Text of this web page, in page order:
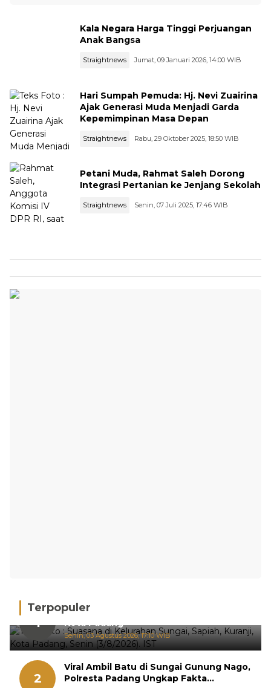
Kala Negara Harga Tinggi Perjuangan
Anak Bangsa
Straightnews Jumat, 09 Januari 2026, 14:00 WIB
Hari Sumpah Pemuda: Hj. Nevi Zuairina
Ajak Generasi Muda Menjadi Garda
Kepemimpinan Masa Depan
Straightnews Rabu, 29 Oktober 2025, 18:50 WIB
Petani Muda, Rahmat Saleh Dorong
Integrasi Pertanian ke Jenjang Sekolah
Straightnews Senin, 07 Juli 2025, 17:46 WIB
Terpopuler
1
Hujan Deras, 15 Titik Banjir Terdeteksi di
Kota Padang
Senin, 03 Agustus 2026, 17:10 WIB
2
Viral Ambil Batu di Sungai Gunung Nago,
Polresta Padang Ungkap Fakta